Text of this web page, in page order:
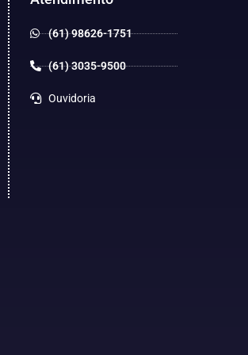
(61) 98626-1751
(61) 3035-9500
Ouvidoria